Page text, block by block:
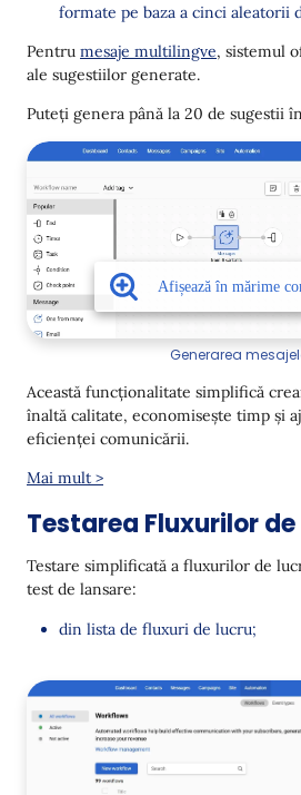
formate pe baza a cinci aleatorii
Pentru mesaje multilingve, sistemul
ale sugestiilor generate.
Puteți genera până la 20 de sugestii
Generarea
Această funcționalitate simplifică
înaltă calitate, economisește timp și
eficienței comunicării.
Mai mult >
Testarea Fluxurilor de
Testare simplificată a fluxurilor de
test de lansare:
din lista de fluxuri de lucru;